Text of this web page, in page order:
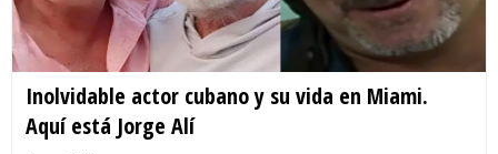
Inolvidable actor cubano y su vida en Miami.
Aquí está Jorge Alí